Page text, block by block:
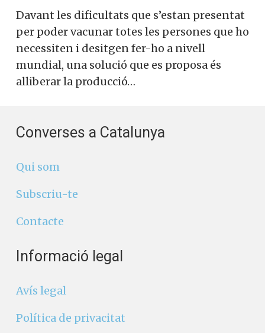
Davant les dificultats que s’estan presentat
per poder vacunar totes les persones que ho
necessiten i desitgen fer-ho a nivell
mundial, una solució que es proposa és
alliberar la producció…
Converses a Catalunya
Qui som
Subscriu-te
Contacte
Informació legal
Avís legal
Política de privacitat